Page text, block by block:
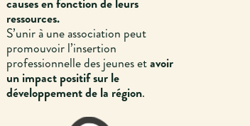
causes en fonction de leurs
ressources.
S’unir à une association peut
promouvoir l’insertion
professionnelle des jeunes etavoir
un impact positif sur le
développement de la région.